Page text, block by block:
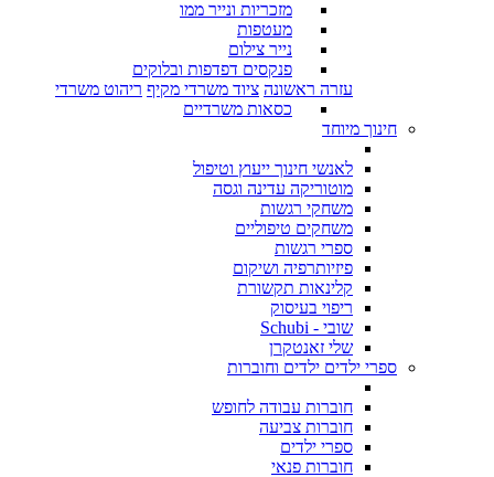
מזכריות ונייר ממו
מעטפות
נייר צילום
פנקסים דפדפות ובלוקים
עזרה ראשונה ציוד משרדי מקיף ריהוט משרדי
כסאות משרדיים
חינוך מיוחד
לאנשי חינוך ייעוץ וטיפול
מוטוריקה עדינה וגסה
משחקי רגשות
משחקים טיפוליים
ספרי רגשות
פיזיותרפיה ושיקום
קלינאות תקשורת
ריפוי בעיסוק
שובי - Schubi
שלי זאנטקרן
ספרי ילדים ילדים וחוברות
חוברות עבודה לחופש
חוברות צביעה
ספרי ילדים
חוברות פנאי